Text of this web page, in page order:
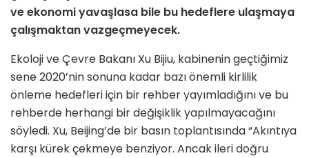
ve ekonomi yavaşlasa bile bu hedeflere ulaşmaya
çalışmaktan vazgeçmeyecek.
Ekoloji ve Çevre Bakanı Xu Bijiu, kabinenin geçtiğimiz
sene 2020’nin sonuna kadar bazı önemli kirlilik
önleme hedefleri için bir rehber yayımladığını ve bu
rehberde herhangi bir değişiklik yapılmayacağını
söyledi. Xu, Beijing’de bir basın toplantısında “Akıntıya
karşı kürek çekmeye benziyor. Ancak ileri doğru